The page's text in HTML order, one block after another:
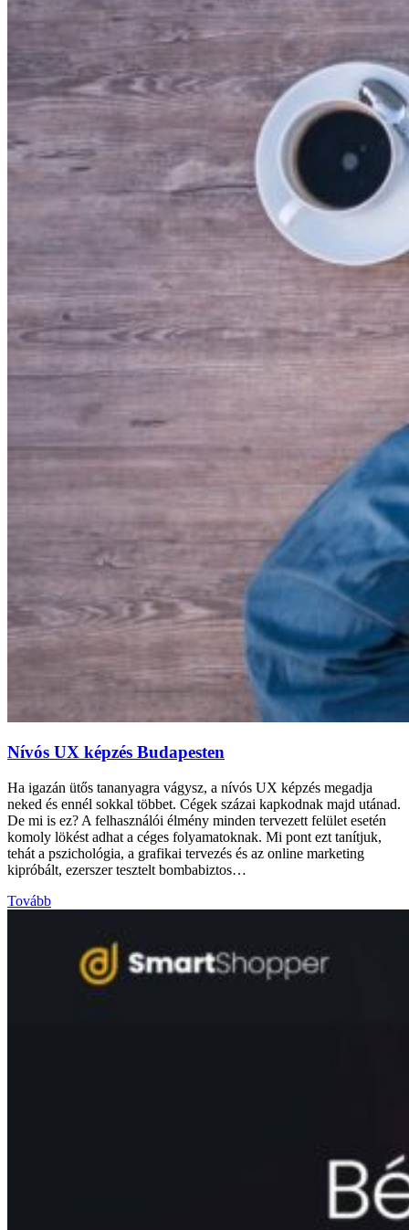
Nívós UX képzés Budapesten
Ha igazán ütős tananyagra vágysz, a nívós UX képzés megadja
neked és ennél sokkal többet. Cégek százai kapkodnak majd utánad.
De mi is ez? A felhasználói élmény minden tervezett felület esetén
komoly lökést adhat a céges folyamatoknak. Mi pont ezt tanítjuk,
tehát a pszichológia, a grafikai tervezés és az online marketing
kipróbált, ezerszer tesztelt bombabiztos…
Tovább